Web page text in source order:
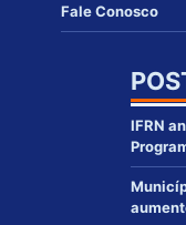
Fale Conosco
IFRN